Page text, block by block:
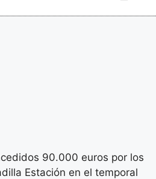
90.000 euros por los
Estación en el temporal